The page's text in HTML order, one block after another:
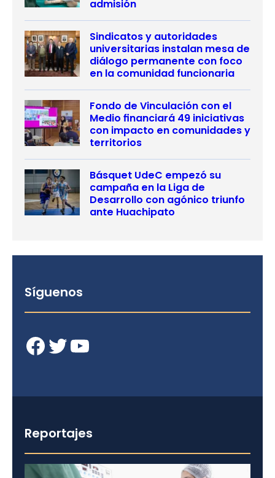
admisión
Sindicatos y autoridades
universitarias instalan mesa de
diálogo permanente con foco
en la comunidad funcionaria
Fondo de Vinculación con el
Medio financiará 49 iniciativas
con impacto en comunidades y
territorios
Básquet UdeC empezó su
campaña en la Liga de
Desarrollo con agónico triunfo
ante Huachipato
Síguenos
Facebook Twitter YouTube
Reportajes